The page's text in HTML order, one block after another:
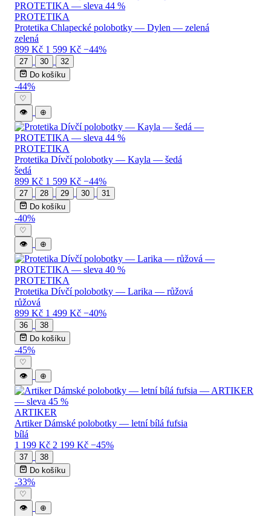
PROTETIKA
Protetika Chlapecké polobotky — Dylen — zelená
zelená
899 Kč 1 599 Kč −44%
27 30
32
Do košíku
-44%
♡
👁
⊕
PROTETIKA
Protetika Dívčí polobotky — Kayla — šedá
šedá
899 Kč 1 599 Kč −44%
27 28 29 30
31
Do košíku
-40%
♡
👁
⊕
PROTETIKA
Protetika Dívčí polobotky — Larika — růžová
růžová
899 Kč 1 499 Kč −40%
36
38
Do košíku
-45%
♡
👁
⊕
ARTIKER
Artiker Dámské polobotky — letní bílá fufsia
bílá
1 199 Kč 2 199 Kč −45%
37
38
Do košíku
-33%
♡
👁
⊕